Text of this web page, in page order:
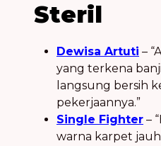
Steril
Dewisa Artuti –
yang terkena
langsung bersih
pekerjaannya.”
Single Fighter –
warna karpet